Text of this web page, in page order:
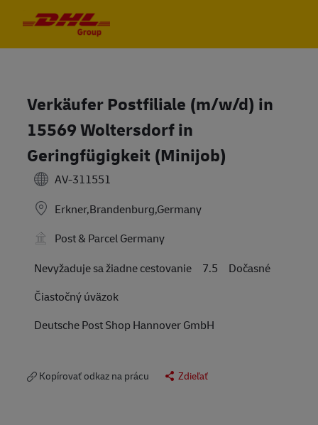
Verkäufer Postfiliale (m/w/d) in
15569 Woltersdorf in
Geringfügigkeit (Minijob)
AV-311551
Erkner,Brandenburg,Germany
Post & Parcel Germany
Travel Required
Nevyžaduje sa žiadne cestovanie 7.5
Dočasné
Čiastočný úväzok
Deutsche Post Shop Hannover GmbH
Kopírovať odkaz na prácu Zdieľať